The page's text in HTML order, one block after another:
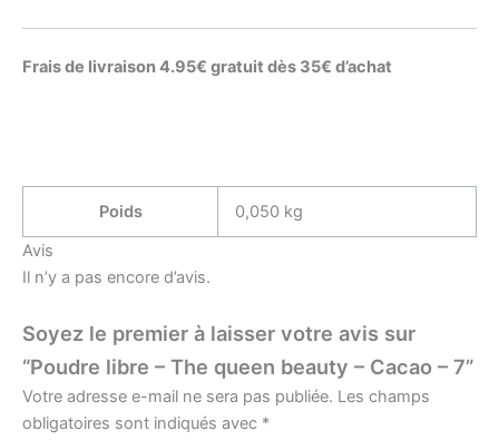
Frais de livraison 4.95€ gratuit dès 35€ d’achat
Poids
0,050 kg
Avis
Il n’y a pas encore d’avis.
Soyez le premier à laisser votre avis sur
“Poudre libre – The queen beauty – Cacao – 7”
Votre adresse e-mail ne sera pas publiée. Les champs
obligatoires sont indiqués avec *